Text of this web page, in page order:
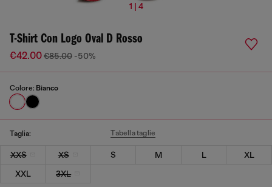
1 | 4
T-Shirt Con Logo Oval D Rosso
€42.00€85.00 -50%
Colore: Bianco
Taglia: Tabella taglie
XXS XS S M L
XL
XXL
3XL